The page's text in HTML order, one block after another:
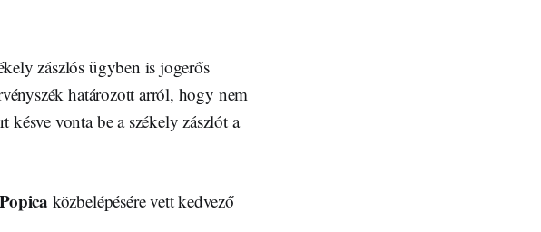
zászlós ügyben is jogerős
határozott arról, hogy nem
vonta be a székely zászlót a
közbelépésére vett kedvező